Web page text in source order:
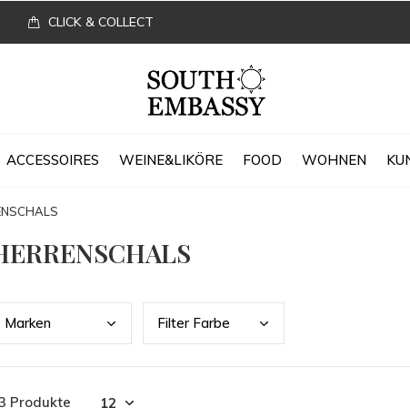
ACCESSOIRES WEINE&LIKÖRE FOOD WOHNEN
CLICK & COLLECT
Marken Filter Farbe
Produkte